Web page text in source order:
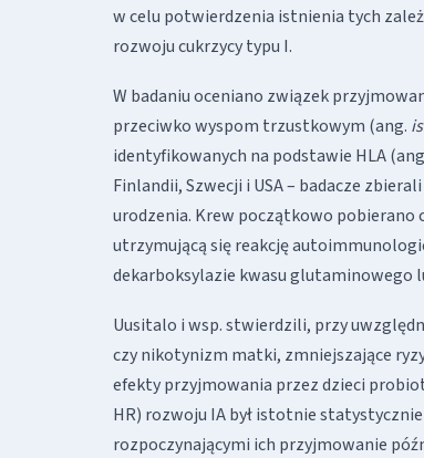
w celu potwierdzenia istnienia tych
rozwoju cukrzycy typu I.
W badaniu oceniano związek
przeciwko wyspom trzustkowym (ang.
identyfikowanych na podstawie HLA
Finlandii, Szwecji i USA – badacze
urodzenia. Krew początkowo pobierano
utrzymującą się reakcję
dekarboksylazie kwasu glutaminowego
Uusitalo i wsp. stwierdzili, przy
czy nikotynizm matki, zmniejszające
efekty przyjmowania przez dzieci
HR) rozwoju IA był istotnie
rozpoczynającymi ich przyjmowanie